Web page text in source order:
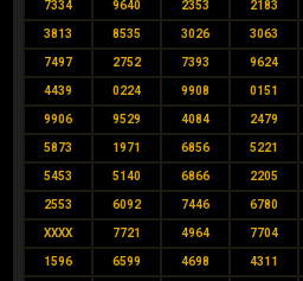
7334 9640 2353 2183
3813 8535 3026 3063
7497 2752 7393 9624
4439 0224 9908 0151
9906 9529 4084 2479
5873 1971 6856 5221
5453 5140 6866 2205
2553 6092 7446 6780
XXXX 7721 4964 7704
1596 6599 4698 4311